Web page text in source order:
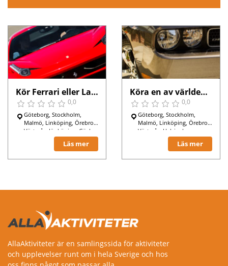
Kör Ferrari eller Lamborghini
0,0
Göteborg, Stockholm,
Malmö, Linköping, Örebro,
Västerås, Jönköping, Gävle,
Läs mer
Köra en av världens snabbaste bilar
0,0
Göteborg, Stockholm,
Malmö, Linköping, Örebro,
Västerås, Helsingborg,
Jönköping, Gävle,
Läs mer
AllaAktiviteter är en samlingssida för aktiviteter
och upplevelser runt om i hela Sverige och hos